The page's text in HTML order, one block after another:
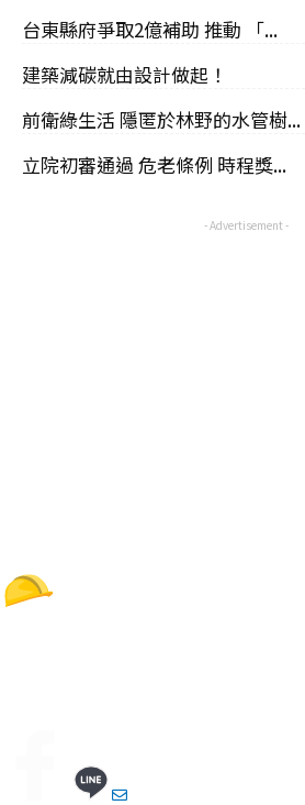
台東縣府爭取2億補助 推動 「...
建築減碳就由設計做起！
前衛綠生活 隱匿於林野的水管樹...
立院初審通過 危老條例 時程獎...
- Advertisement -